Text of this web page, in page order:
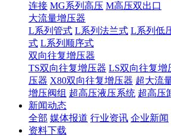
连接 MG系列高压 M高压双出口
大流量增压器
L系列管式 L系列法兰式 L系列低
式 L系列顺序式
双向往复增压器
TS双向往复增压器 LS双向往复增
压器 X80双向往复增压器 超大流
增压阀组 超高压液压系统 超高压
新闻动态
全部 媒体报道 行业资讯 企业新闻
资料下载